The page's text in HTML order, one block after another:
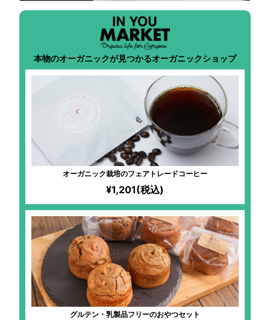
本物のオーガニックが見つかるオーガニックショップ
オーガニック栽培のフェアトレードコーヒー
¥1,201(税込)
グルテン・乳製品フリーのおやつセット